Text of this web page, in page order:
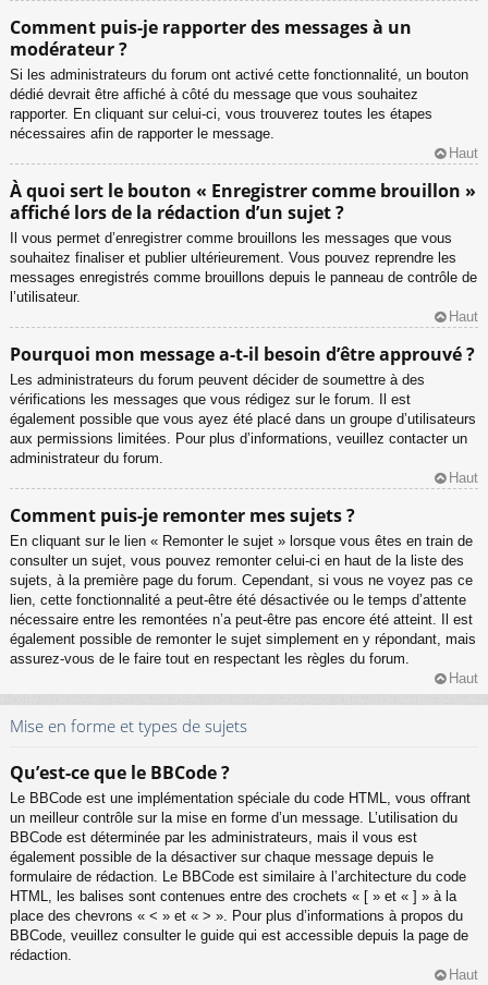
Comment puis-je rapporter des messages à un
modérateur ?
Si les administrateurs du forum ont activé cette fonctionnalité, un bouton
dédié devrait être affiché à côté du message que vous souhaitez
rapporter. En cliquant sur celui-ci, vous trouverez toutes les étapes
nécessaires afin de rapporter le message.
Haut
À quoi sert le bouton « Enregistrer comme brouillon »
affiché lors de la rédaction d’un sujet ?
Il vous permet d’enregistrer comme brouillons les messages que vous
souhaitez finaliser et publier ultérieurement. Vous pouvez reprendre les
messages enregistrés comme brouillons depuis le panneau de contrôle de
l’utilisateur.
Haut
Pourquoi mon message a-t-il besoin d’être approuvé ?
Les administrateurs du forum peuvent décider de soumettre à des
vérifications les messages que vous rédigez sur le forum. Il est
également possible que vous ayez été placé dans un groupe d’utilisateurs
aux permissions limitées. Pour plus d’informations, veuillez contacter un
administrateur du forum.
Haut
Comment puis-je remonter mes sujets ?
En cliquant sur le lien « Remonter le sujet » lorsque vous êtes en train de
consulter un sujet, vous pouvez remonter celui-ci en haut de la liste des
sujets, à la première page du forum. Cependant, si vous ne voyez pas ce
lien, cette fonctionnalité a peut-être été désactivée ou le temps d’attente
nécessaire entre les remontées n’a peut-être pas encore été atteint. Il est
également possible de remonter le sujet simplement en y répondant, mais
assurez-vous de le faire tout en respectant les règles du forum.
Haut
Mise en forme et types de sujets
Qu’est-ce que le BBCode ?
Le BBCode est une implémentation spéciale du code HTML, vous offrant
un meilleur contrôle sur la mise en forme d’un message. L’utilisation du
BBCode est déterminée par les administrateurs, mais il vous est
également possible de la désactiver sur chaque message depuis le
formulaire de rédaction. Le BBCode est similaire à l’architecture du code
HTML, les balises sont contenues entre des crochets « [ » et « ] » à la
place des chevrons « < » et « > ». Pour plus d’informations à propos du
BBCode, veuillez consulter le guide qui est accessible depuis la page de
rédaction.
Haut